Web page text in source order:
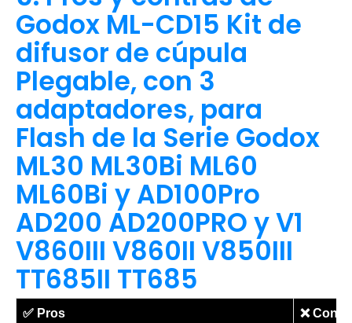
Godox ML-CD15 Kit de
difusor de cúpula
Plegable, con 3
adaptadores, para
Flash de la Serie Godox
ML30 ML30Bi ML60
ML60Bi y AD100Pro
AD200 AD200PRO y V1
V860III V860II V850III
TT685II TT685
✅ Pros ❌